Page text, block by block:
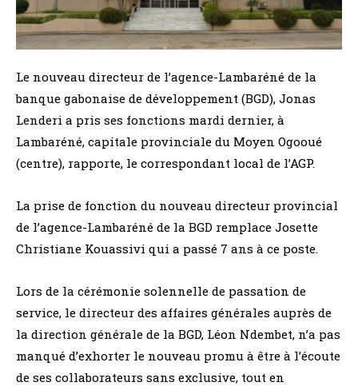
Le nouveau directeur de l’agence-Lambaréné de la
banque gabonaise de développement (BGD), Jonas
Lenderi a pris ses fonctions mardi dernier, à
Lambaréné, capitale provinciale du Moyen Ogooué
(centre), rapporte, le correspondant local de l’AGP.
La prise de fonction du nouveau directeur provincial
de l’agence-Lambaréné de la BGD remplace Josette
Christiane Kouassivi qui a passé 7 ans à ce poste.
Lors de la cérémonie solennelle de passation de
service, le directeur des affaires générales auprès de
la direction générale de la BGD, Léon Ndembet, n’a pas
manqué d’exhorter le nouveau promu à être à l’écoute
de ses collaborateurs sans exclusive, tout en